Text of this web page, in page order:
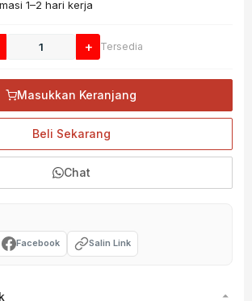
1–2 hari kerja
+ Tersedia
Masukkan Keranjang
Beli Sekarang
Chat
Facebook Salin Link